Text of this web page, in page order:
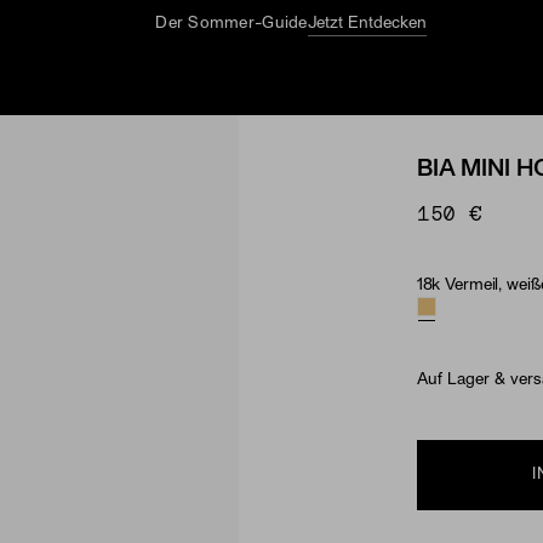
Der Sommer-GuideJetzt Entdecken
BIA MINI
150 €
Material &
18k Vermeil,
Auf Lager &